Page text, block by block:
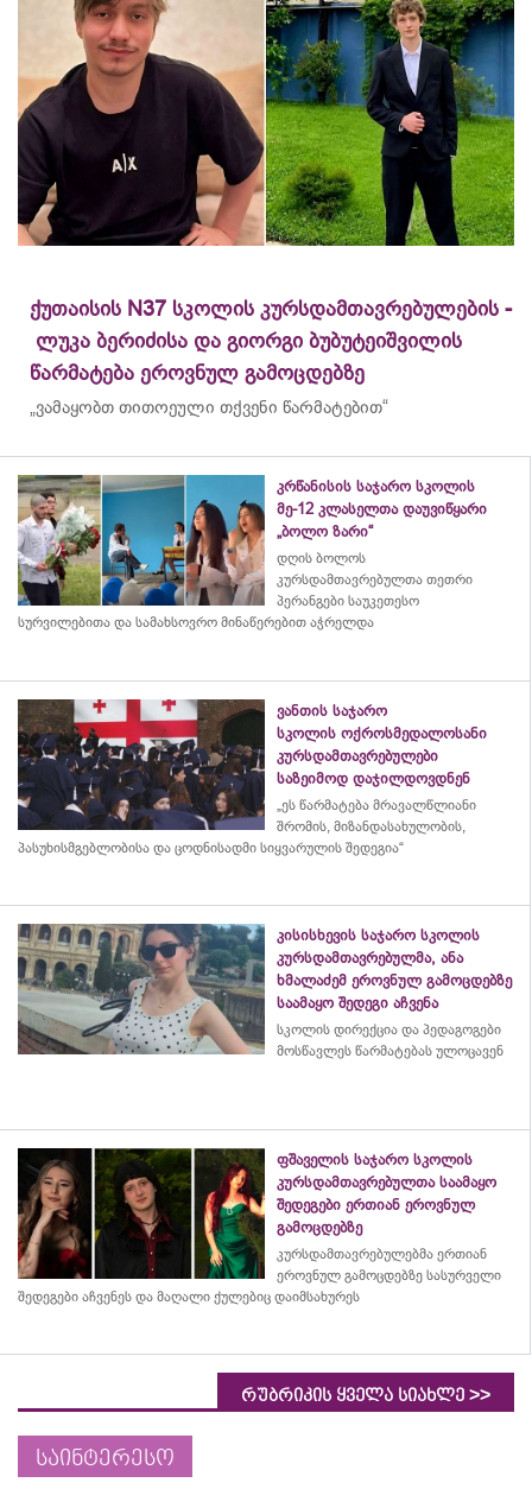
ქუთაისის N37 სკოლის კურსდამთავრებულების -
ლუკა ბერიძისა და გიორგი ბუბუტეიშვილის
წარმატება ეროვნულ გამოცდებზე
„ვამაყობთ თითოეული თქვენი წარმატებით“
კრწანისის საჯარო სკოლის
მე-12 კლასელთა დაუვიწყარი
„ბოლო ზარი“
დღის ბოლოს
კურსდამთავრებულთა თეთრი
პერანგები საუკეთესო
სურვილებითა და სამახსოვრო მინაწერებით აჭრელდა
ვანთის საჯარო
სკოლის ოქროსმედალოსანი
კურსდამთავრებულები
საზეიმოდ დაჯილდოვდნენ
„ეს წარმატება მრავალწლიანი
შრომის, მიზანდასახულობის,
პასუხისმგებლობისა და ცოდნისადმი სიყვარულის შედეგია“
კისისხევის საჯარო სკოლის
კურსდამთავრებულმა, ანა
ხმალაძემ ეროვნულ გამოცდებზე
საამაყო შედეგი აჩვენა
სკოლის დირექცია და პედაგოგები
მოსწავლეს წარმატებას ულოცავენ
ფშაველის საჯარო სკოლის
კურსდამთავრებულთა საამაყო
შედეგები ერთიან ეროვნულ
გამოცდებზე
კურსდამთავრებულებმა ერთიან
ეროვნულ გამოცდებზე სასურველი
შედეგები აჩვენეს და მაღალი ქულებიც დაიმსახურეს
რუბრიკის ყველა სიახლე >>
საინტერესო